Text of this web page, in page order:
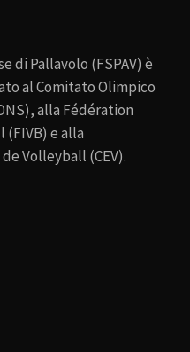
di Pallavolo (FSPAV) è
al Comitato Olimpico
alla Fédération
e alla
Volleyball (CEV).